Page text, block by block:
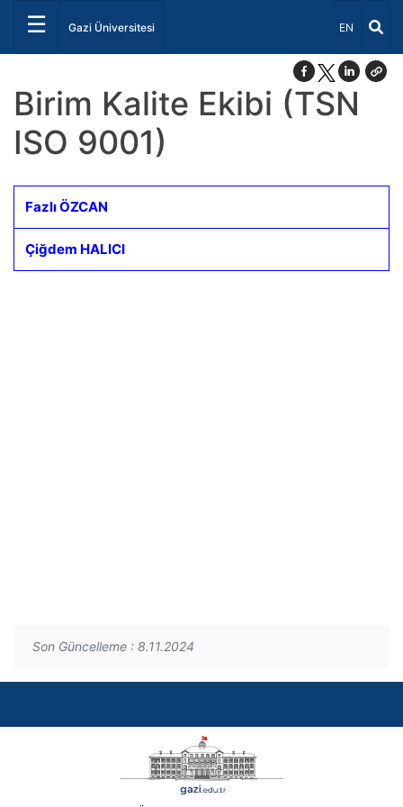
☰ Gazi Üniversitesi Dil Seçiniz
EN
Birim Kalite Ekibi (TSN
ISO 9001)
Fazlı ÖZCAN
Çiğdem HALICI
Son Güncelleme : 8.11.2024